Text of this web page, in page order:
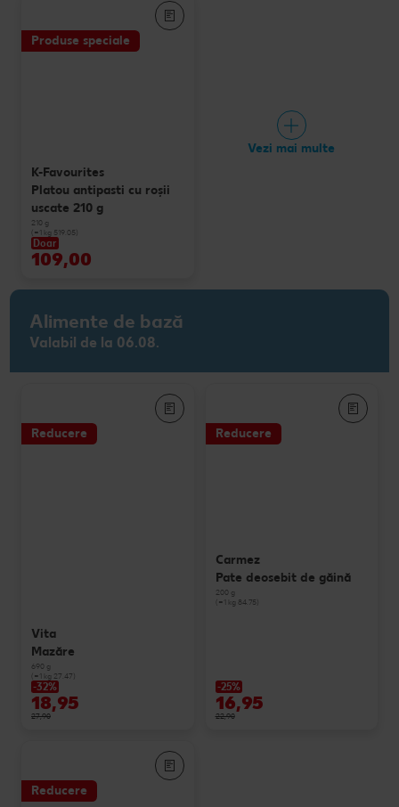
Produse speciale
K-Favourites
Platou antipasti cu roșii
uscate 210 g
210 g
(=1 kg 519.05)
Doar
109,00
Vezi mai multe
Alimente de bază
Valabil de la 06.08.
Reducere
Vita
Mazăre
690 g
(=1 kg 27.47)
-32%
18,95
27,90
Reducere
Carmez
Pate deosebit de găină
200 g
(=1 kg 84.75)
-25%
16,95
22,90
Reducere